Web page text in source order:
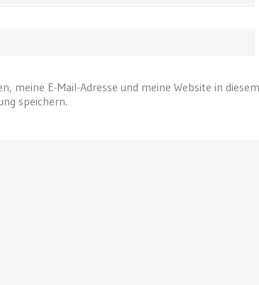
meine E-Mail-Adresse und meine Website in
speichern.